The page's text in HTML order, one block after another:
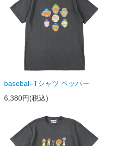
baseball-Tシャツ ペッパー
6,380円(税込)